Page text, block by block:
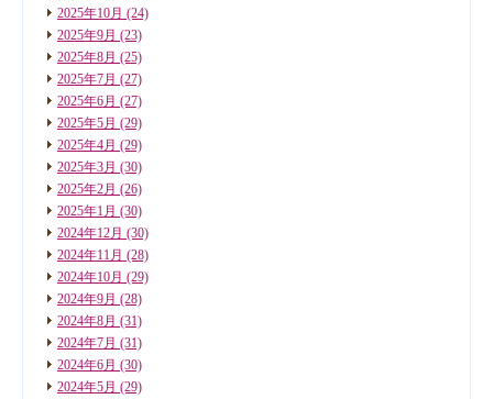
2025年10月 (24)
2025年9月 (23)
2025年8月 (25)
2025年7月 (27)
2025年6月 (27)
2025年5月 (29)
2025年4月 (29)
2025年3月 (30)
2025年2月 (26)
2025年1月 (30)
2024年12月 (30)
2024年11月 (28)
2024年10月 (29)
2024年9月 (28)
2024年8月 (31)
2024年7月 (31)
2024年6月 (30)
2024年5月 (29)